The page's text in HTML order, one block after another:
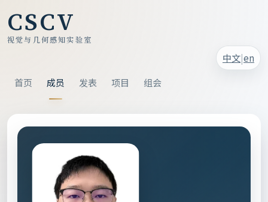
CSCV
视觉与几何感知实验室
首页 成员 发表 项目 组会
中文|en